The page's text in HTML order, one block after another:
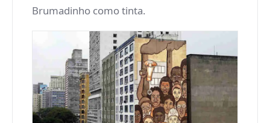
Brumadinho como tinta.